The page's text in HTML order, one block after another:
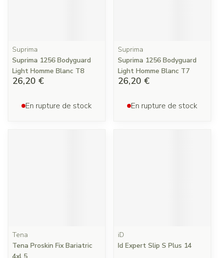
Suprima
Suprima 1256 Bodyguard
Light Homme Blanc T8
26,20 €
En rupture de stock
Suprima
Suprima 1256 Bodyguard
Light Homme Blanc T7
26,20 €
En rupture de stock
Tena
Tena Proskin Fix Bariatric
iD
Id Expert Slip S Plus 14